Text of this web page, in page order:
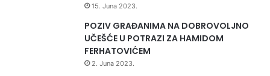
15. Juna 2023.
POZIV GRAĐANIMA NA DOBROVOLJNO
UČEŠĆE U POTRAZI ZA HAMIDOM
FERHATOVIĆEM
2. Juna 2023.